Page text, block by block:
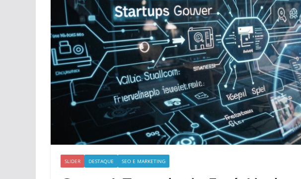
SLIDER DESTAQUE SEO E MARKETING